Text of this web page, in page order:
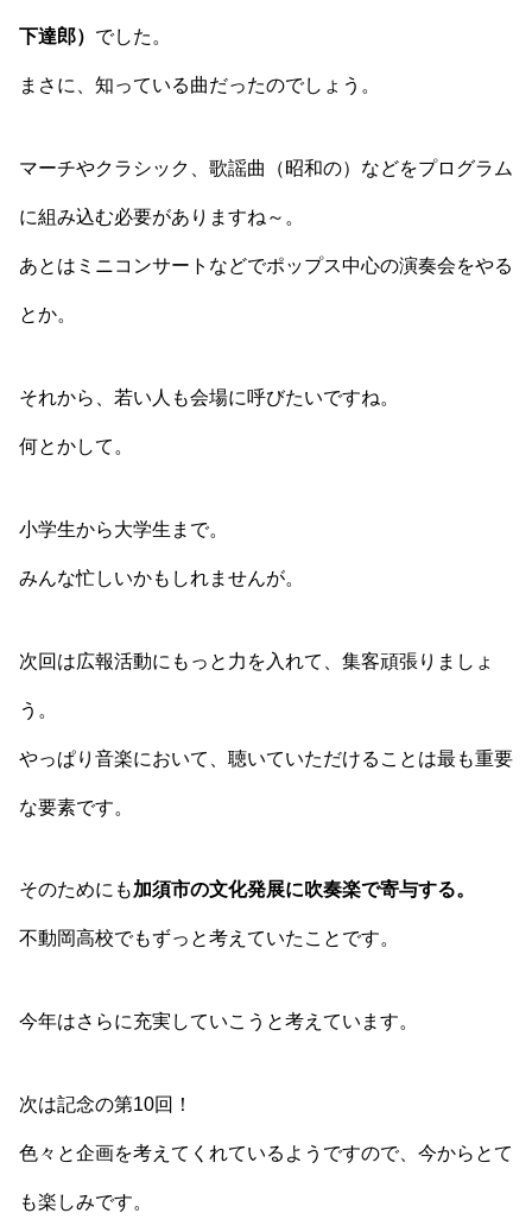
下達郎） でした。
まさに、知っている曲だったのでしょう。
マーチやクラシック、歌謡曲（昭和の）などをプログラム
に組み込む必要がありますね～。
あとはミニコンサートなどでポップス中心の演奏会をやる
とか。
それから、若い人も会場に呼びたいですね。
何とかして。
小学生から大学生まで。
みんな忙しいかもしれませんが。
次回は広報活動にもっと力を入れて、集客頑張りましょ
う。
やっぱり音楽において、聴いていただけることは最も重要
な要素です。
そのためにも加須市の文化発展に吹奏楽で寄与する。
不動岡高校でもずっと考えていたことです。
今年はさらに充実していこうと考えています。
次は記念の第10回！
色々と企画を考えてくれているようですので、今からとて
も楽しみです。